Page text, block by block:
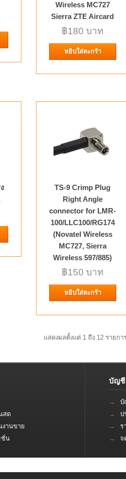
for LMR100/RG316
RG316 Connector Detailed Product
mount 2.Cable Type:RG316, RG174, ..
LMR100/RG316 Connector Detailed Product
Adapter for Huawei USB
Huawei USB Modems หัวคอนเนคเตอร์อเด็ปเตอ
Huawei หรือยี่ห้ออื่นอื่นๆ ที่ใช้หัว CRC9 เหมือนกัน
9 Adapter for Novatel
Product Series: &n..
งกลาง) to CRC9 male right
for Huawei 3G USB
Wireless MC727
Sierra ZTE Aircard
฿180 บาท
หยิบใส่ตะกร้า
TS-9 Crimp Plug
Right Angle
connector for LMR-
100/LLC100/RG174
(Novatel Wireless
MC727, Sierra
Wireless 597/885)
฿150 บาท
หยิบใส่ตะกร้า
แสดงผลตั้งแต่ 1 ถึง 12 รายก
สด
งานขาย
ชั่น
บัญชี
บั
ป
ร
จ